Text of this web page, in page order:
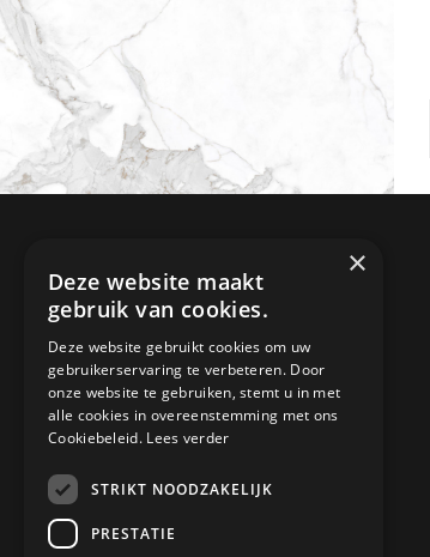
Nous sommes les experts en
personnalisation pour
l’intérieur, nous ne travaillons
matériaux et les machines
×
Deze website maakt
gebruik van cookies.
Deze website gebruikt cookies om uw
gebruikerservaring te verbeteren. Door
onze website te gebruiken, stemt u in met
alle cookies in overeenstemming met ons
Cookiebeleid. Lees verder
STRIKT NOODZAKELIJK
PRESTATIE